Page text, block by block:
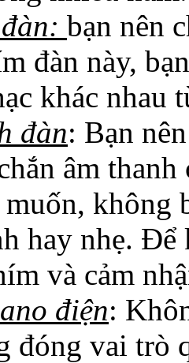
bạn nên
đàn này,
khác nhau
đàn: Bạn
âm
không
hay nhẹ.
và cảm
điện:
đóng vai trò